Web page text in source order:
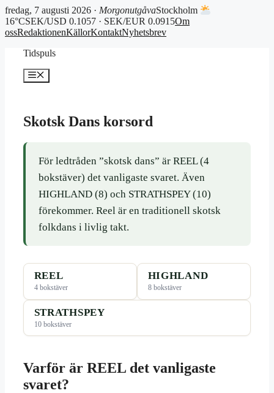
fredag, 7 augusti 2026 · MorgonutgåvaStockholm
16°CSEK/USD 0.1057 · SEK/EUR 0.0915Om
ossRedaktionenKällorKontaktNyhetsbrev
Tidspuls
Meny
Skotsk Dans korsord
För ledtråden ”skotsk dans” är REEL (4
bokstäver) det vanligaste svaret. Även
HIGHLAND (8) och STRATHSPEY (10)
förekommer. Reel är en traditionell skotsk
folkdans i livlig takt.
REEL
4 bokstäver
HIGHLAND
8 bokstäver
STRATHSPEY
10 bokstäver
Varför är REEL det vanligaste
svaret?